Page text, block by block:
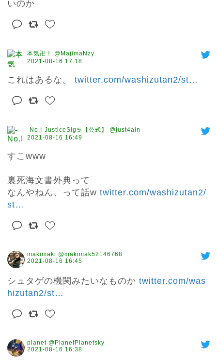
いのか
本気卍！ @MajimaNzy
2021-08-16 17:18
これはあるな。 twitter.com/washizutan2/st…
-No.I-JusticeSig♋︎【公式】 @just4ain
2021-08-16 16:49
すこwww
裏死海文書外典って
なんやねん、って話w twitter.com/washizutan2/
st…
makimaki @makimak52146768
2021-08-16 16:45
シュタゲの機関みたいなものか twitter.com/was
hizutan2/st…
planet @PlanetPlanetsky
2021-08-16 16:38